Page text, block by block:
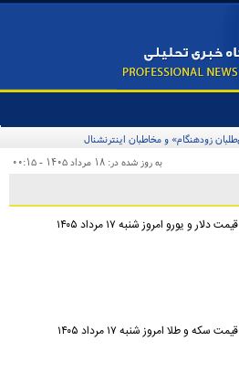
به روز شده در: ۱۸ مرداد ۱۴۰۵ - ۰۰:۱۵
قیمت دلار و یورو امروز شنبه ۱۷ مرداد ۱۴۰۵
قیمت سکه و طلا امروز شنبه ۱۷ مرداد ۱۴۰۵